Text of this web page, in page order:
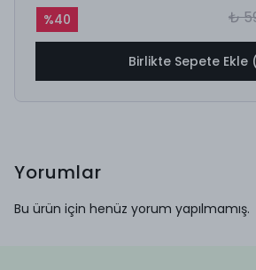
%40 ₺
Birlikte Sepete Ekle
Yorumlar
Bu ürün için henüz yorum yapılmamış.